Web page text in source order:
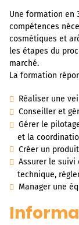
Une formation en
compétences
cosmétiques et
les étapes du
marché.
La formation
Réaliser une
Conseiller et
Gérer le
et la
Créer un produit
Assurer le
technique,
Manager une